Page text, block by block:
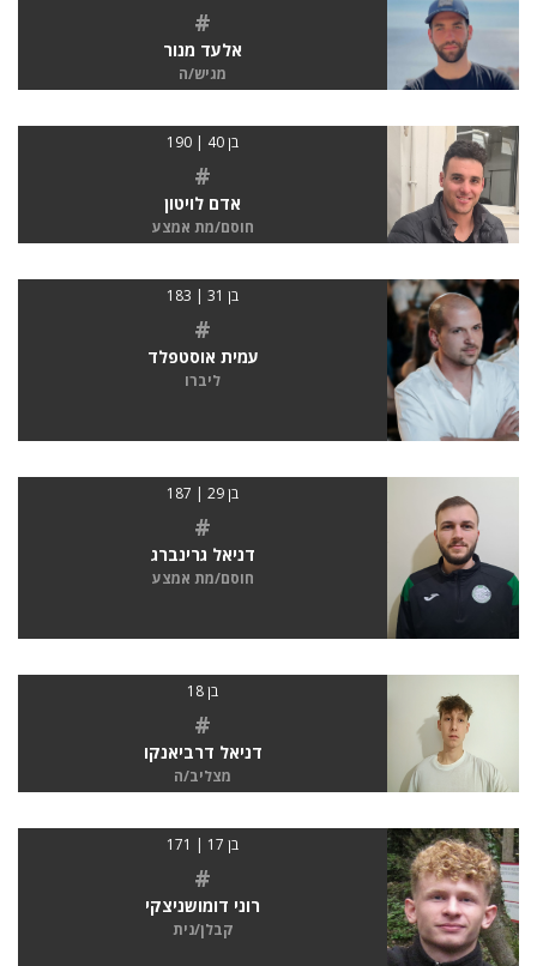
#
אלעד מנור
מגיש/ה
בן 40 | 190
#
אדם לויטון
חוסם/מת אמצע
בן 31 | 183
#
עמית אוסטפלד
ליברו
בן 29 | 187
#
דניאל גרינברג
חוסם/מת אמצע
בן 18
#
דניאל דרביאנקו
מצליב/ה
בן 17 | 171
#
רוני דומושניצקי
קבלן/נית